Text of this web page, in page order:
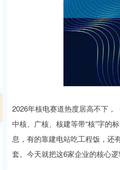
2026年核电赛道热度居高不下
中核、广核、核建等带“核”字
息，有的靠建电站吃工程饭，还
套。今天就把这6家企业的核心